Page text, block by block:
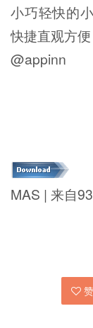
小巧轻快的小
快捷直观方
@appinn
MAS | 来自